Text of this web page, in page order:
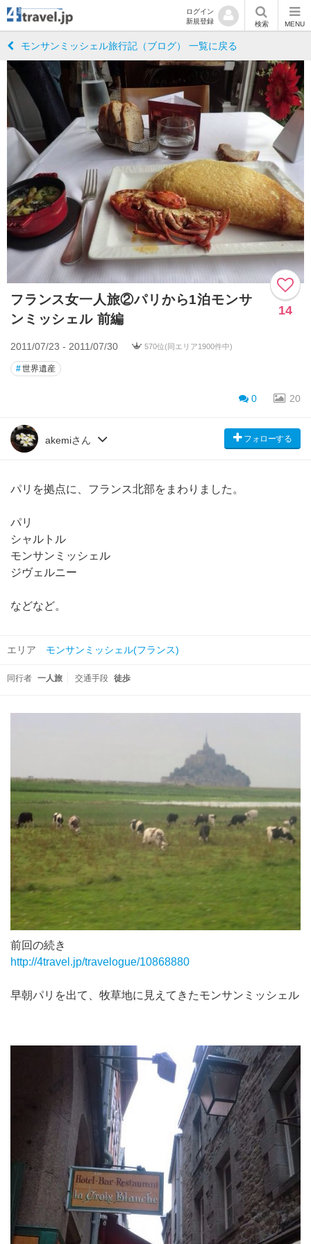
ログイン
新規登録
検索 MENU
モンサンミッシェル旅行記（ブログ） 一覧に戻る
フランス女一人旅②パリから1泊モンサ
ンミッシェル 前編
14
2011/07/23 - 2011/07/30 570位(同エリア1900件中)
#世界遺産
0 20
akemiさん フォローする
パリを拠点に、フランス北部をまわりました。
パリ
シャルトル
モンサンミッシェル
ジヴェルニー
などなど。
エリア モンサンミッシェル(フランス)
同行者 一人旅 交通手段 徒歩
前回の続き
http://4travel.jp/travelogue/10868880
早朝パリを出て、牧草地に見えてきたモンサンミッシェル